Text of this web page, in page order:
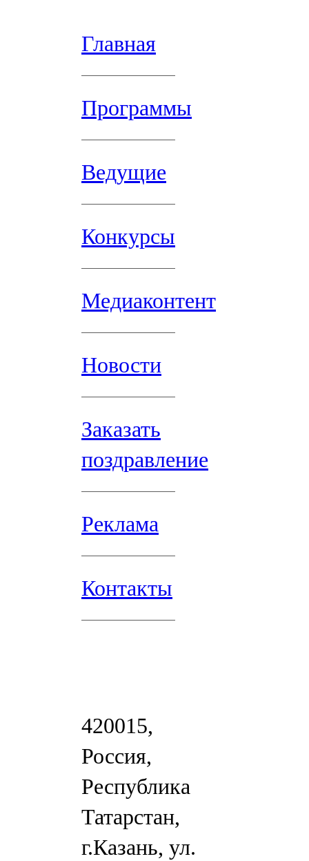
Главная
Программы
Ведущие
Конкурсы
Медиаконтент
Новости
Заказать
поздравление
Реклама
Контакты
420015,
Россия,
Республика
Татарстан,
г.Казань, ул.